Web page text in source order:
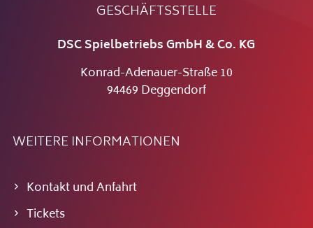
GESCHÄFTSSTELLE
DSC Spielbetriebs GmbH & Co. KG
Konrad-Adenauer-Straße 10
94469 Deggendorf
WEITERE INFORMATIONEN
Kontakt und Anfahrt
Tickets